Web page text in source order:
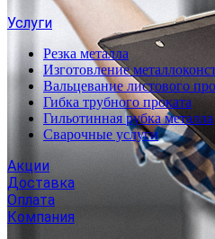
Услуги
Резка металла
Изготовление
Вальцевание листового
Гибка трубного проката
Гильотинная рубка металла
Сварочные услуги
Акции
Доставка
Оплата
Компания